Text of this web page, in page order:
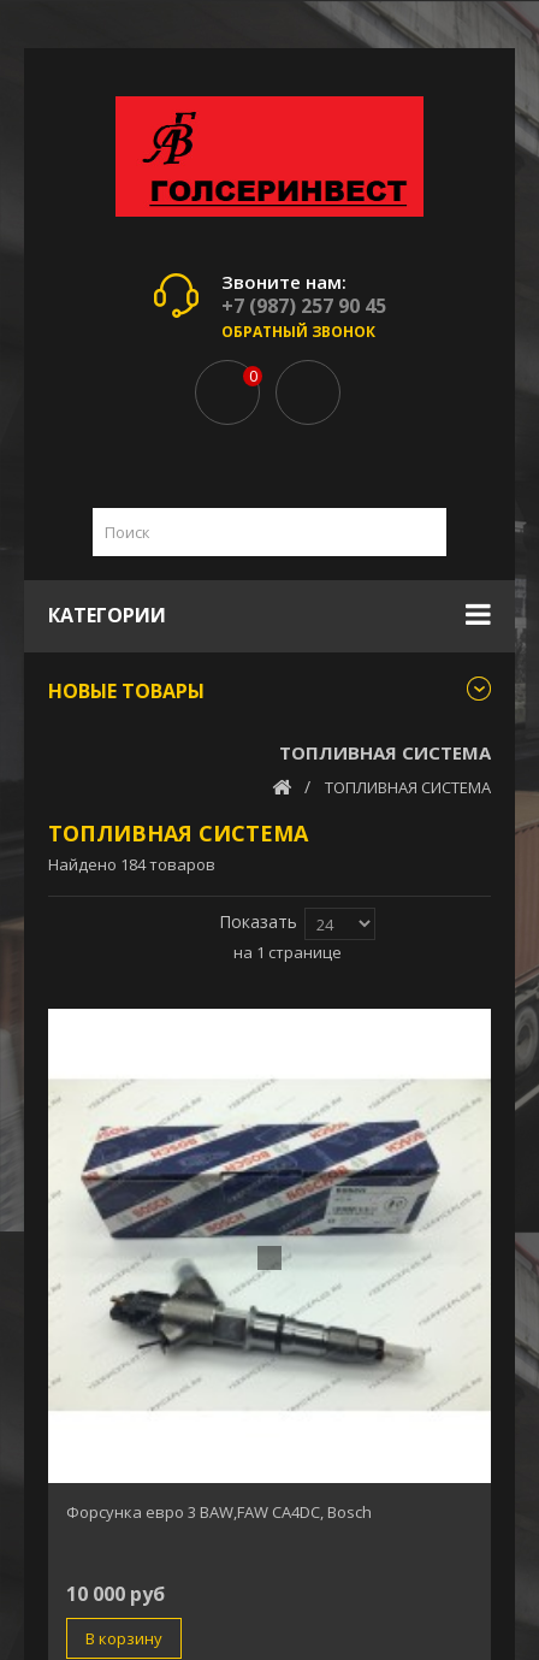
Звоните нам:
+7 (987) 257 90 45
ОБРАТНЫЙ ЗВОНОК
0
КАТЕГОРИИ
НОВЫЕ ТОВАРЫ
ТОПЛИВНАЯ СИСТЕМА
ТОПЛИВНАЯ СИСТЕМА
ТОПЛИВНАЯ СИСТЕМА
Найдено 184 товаров
Показать
на 1 странице
Форсунка евро 3 BAW,FAW CA4DC, Bosch
10 000 руб
В корзину